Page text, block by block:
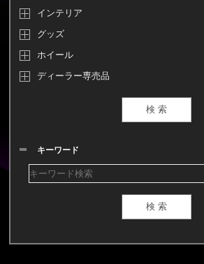
インテリア
グッズ
ホイール
ディーラー専売品
キーワード